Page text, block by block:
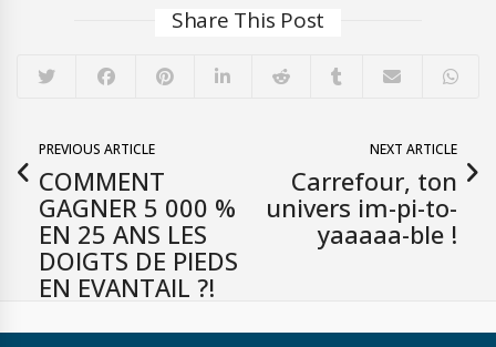
Share This Post
PREVIOUS ARTICLE
COMMENT
GAGNER 5 000 %
EN 25 ANS LES
DOIGTS DE PIEDS
EN EVANTAIL ?!
NEXT ARTICLE
Carrefour, ton
univers im-pi-to-
yaaaaa-ble !